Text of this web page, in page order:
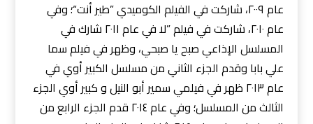
عام ٢٠٠٩، شاركت في الفيلم الكوميدي ”طير أنت“؛ وفي
عام ٢٠١٠، شاركت في فيلم ”لا في عام ٢٠١١ شارك في
المسلسل الإذاعي صبح يا صبحي، وظهر في فيلم سما
علي بابا وقدم الجزء الثاني من مسلسل الكبير أوي في
عام ٢٠١٣ ظهر في فيلمي سمير أبو النيل و كبير أوي الجزء
الثالث من المسلسل؛ وفي عام ٢٠١٤ قدم الجزء الرابع من